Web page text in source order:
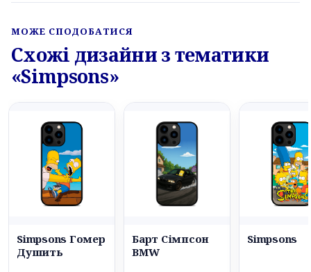
МОЖЕ СПОДОБАТИСЯ
Схожі дизайни з тематики
«Simpsons»
Simpsons Гомер
Душить
Барт Сімпсон
BMW
Simpsons